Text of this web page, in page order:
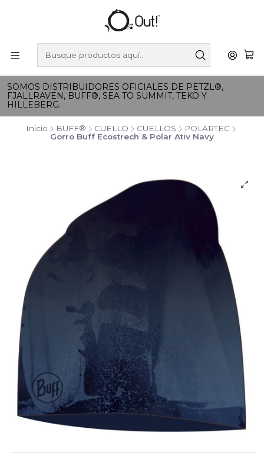
SOMOS DISTRIBUIDORES OFICIALES DE PETZL®,
FJALLRAVEN, BUFF®, SEA TO SUMMIT, TEKO Y
HILLEBERG.
Inicio BUFF® CUELLO CUELLOS
POLARTEC
Gorro Buff Ecostrech & Polar Ativ Navy